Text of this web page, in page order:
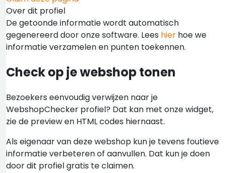
Over dit profiel
De getoonde informatie wordt automatisch
gegenereerd door onze software. Lees hier hoe we
informatie verzamelen en punten toekennen.
Check op je webshop tonen
Bezoekers eenvoudig verwijzen naar je
WebshopChecker profiel? Dat kan met onze widget,
zie de preview en HTML codes hiernaast.
Als eigenaar van deze webshop kun je tevens foutieve
informatie verbeteren of aanvullen. Dat kun je doen
door dit profiel gratis te claimen.